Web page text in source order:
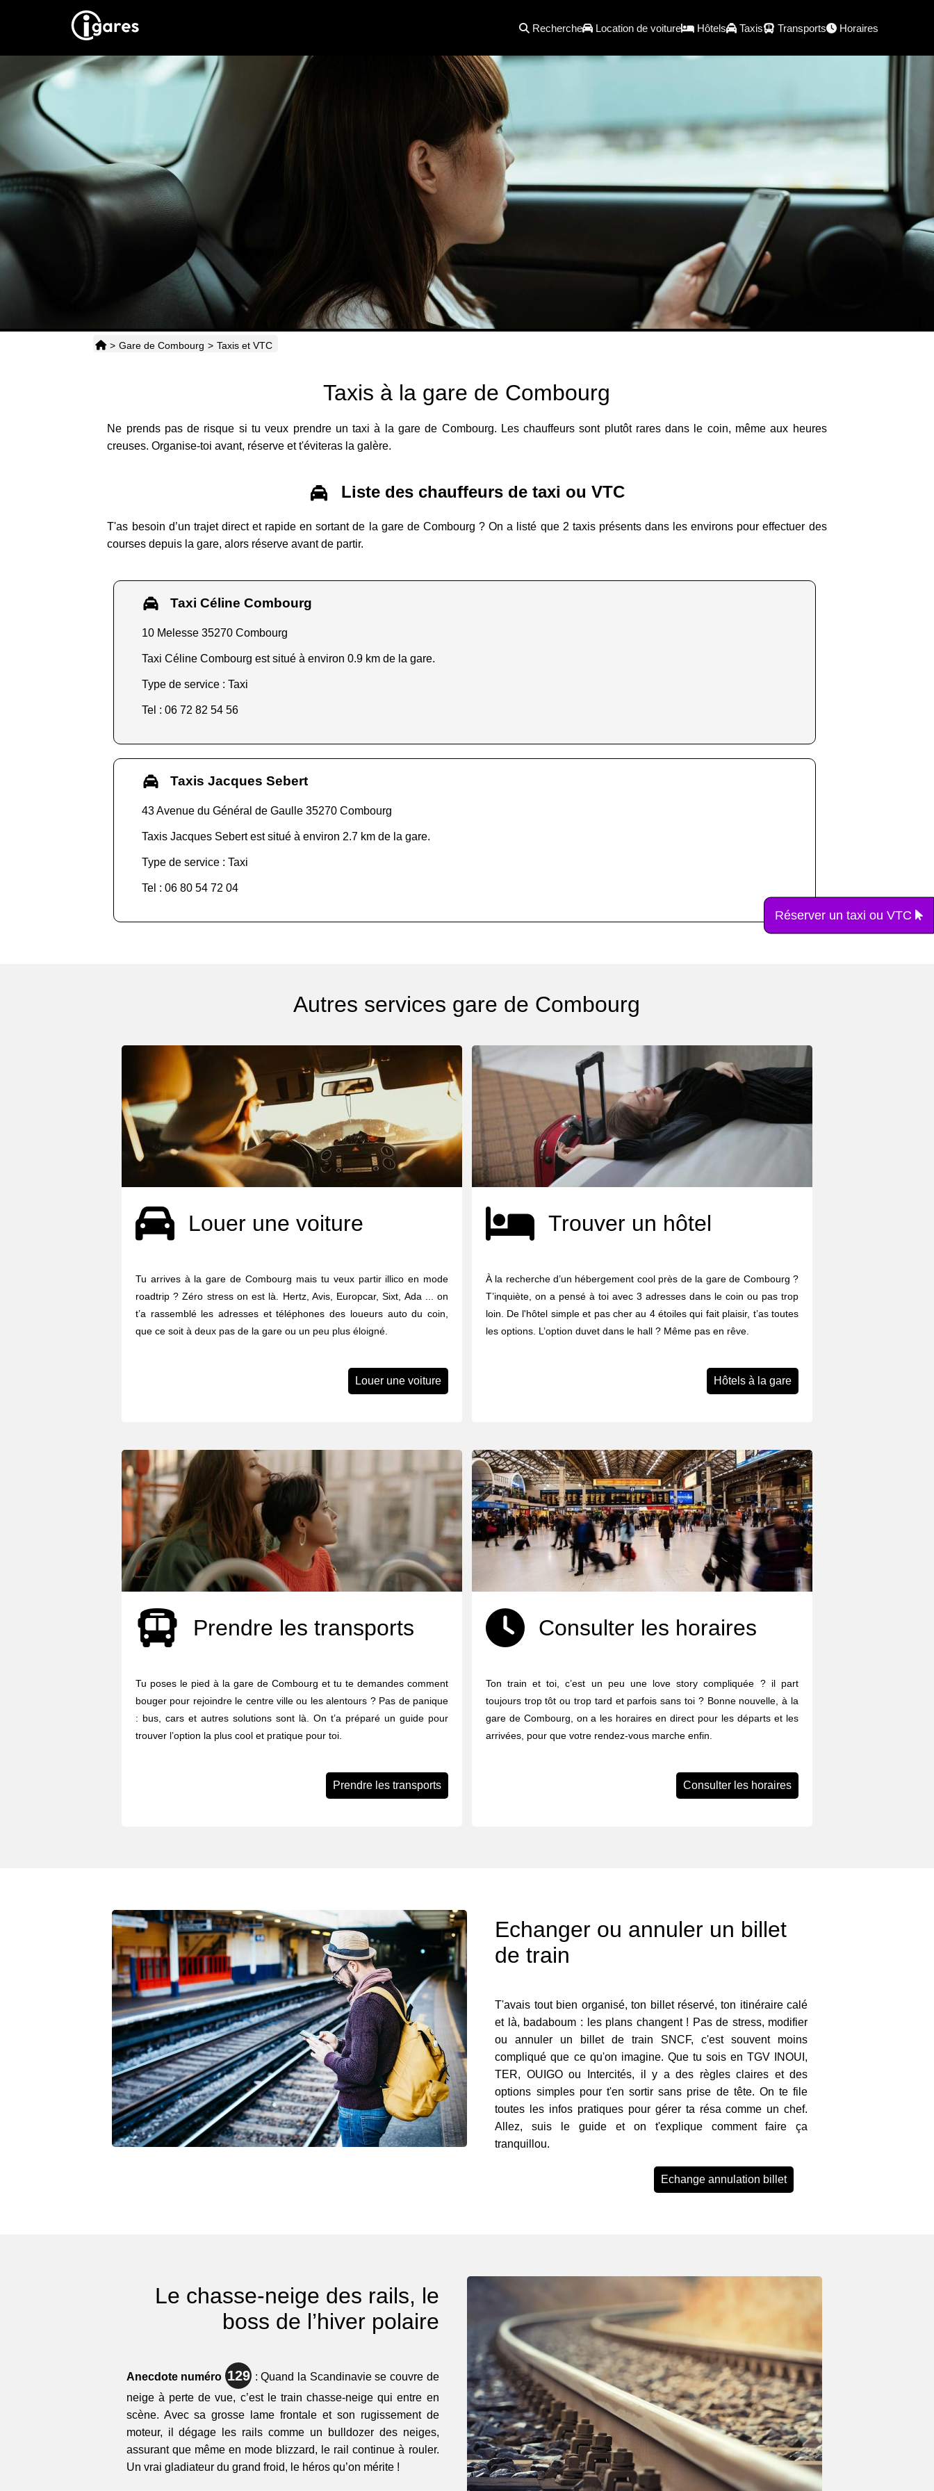
Recherche Location de voiture Hôtels Taxis Transports Horaires
> Gare de Combourg > Taxis et VTC
Taxis à la gare de Combourg
Ne prends pas de risque si tu veux prendre un taxi à la gare de Combourg. Les chauffeurs sont plutôt rares dans le coin, même aux heures
creuses. Organise-toi avant, réserve et t'éviteras la galère.
Liste des chauffeurs de taxi ou VTC
T'as besoin d’un trajet direct et rapide en sortant de la gare de Combourg ? On a listé que 2 taxis présents dans les environs pour effectuer des
courses depuis la gare, alors réserve avant de partir.
Taxi Céline Combourg
10 Melesse 35270 Combourg
Taxi Céline Combourg est situé à environ 0.9 km de la gare.
Type de service : Taxi
Tel : 06 72 82 54 56
Taxis Jacques Sebert
43 Avenue du Général de Gaulle 35270 Combourg
Taxis Jacques Sebert est situé à environ 2.7 km de la gare.
Type de service : Taxi
Tel : 06 80 54 72 04
Autres services gare de Combourg
Louer une voiture
Tu arrives à la gare de Combourg mais tu veux partir illico en mode
roadtrip ? Zéro stress on est là. Hertz, Avis, Europcar, Sixt, Ada ... on
t’a rassemblé les adresses et téléphones des loueurs auto du coin,
que ce soit à deux pas de la gare ou un peu plus éloigné.
Louer une voiture
Trouver un hôtel
À la recherche d’un hébergement cool près de la gare de Combourg ?
T’inquiète, on a pensé à toi avec 3 adresses dans le coin ou pas trop
loin. De l'hôtel simple et pas cher au 4 étoiles qui fait plaisir, t’as toutes
les options. L’option duvet dans le hall ? Même pas en rêve.
Hôtels à la gare
Prendre les transports
Tu poses le pied à la gare de Combourg et tu te demandes comment
bouger pour rejoindre le centre ville ou les alentours ? Pas de panique
: bus, cars et autres solutions sont là. On t’a préparé un guide pour
trouver l’option la plus cool et pratique pour toi.
Prendre les transports
Consulter les horaires
Ton train et toi, c’est un peu une love story compliquée ? il part
toujours trop tôt ou trop tard et parfois sans toi ? Bonne nouvelle, à la
gare de Combourg, on a les horaires en direct pour les départs et les
arrivées, pour que votre rendez-vous marche enfin.
Consulter les horaires
Echanger ou annuler un billet
de train
T'avais tout bien organisé, ton billet réservé, ton itinéraire calé
et là, badaboum : les plans changent ! Pas de stress, modifier
ou annuler un billet de train SNCF, c'est souvent moins
compliqué que ce qu'on imagine. Que tu sois en TGV INOUI,
TER, OUIGO ou Intercités, il y a des règles claires et des
options simples pour t'en sortir sans prise de tête. On te file
toutes les infos pratiques pour gérer ta résa comme un chef.
Allez, suis le guide et on t'explique comment faire ça
tranquillou.
Echange annulation billet
Le chasse-neige des rails, le
boss de l’hiver polaire
Anecdote numéro 129 : Quand la Scandinavie se couvre de
neige à perte de vue, c’est le train chasse-neige qui entre en
scène. Avec sa grosse lame frontale et son rugissement de
moteur, il dégage les rails comme un bulldozer des neiges,
assurant que même en mode blizzard, le rail continue à rouler.
Un vrai gladiateur du grand froid, le héros qu’on mérite !
Réserver un taxi ou VTC